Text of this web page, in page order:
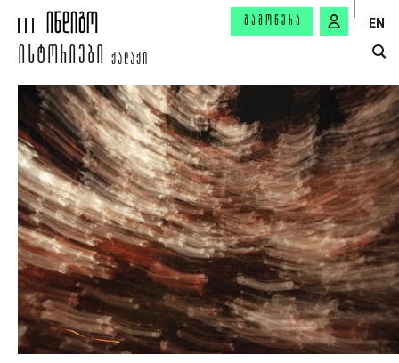
ᲒᲐᲛᲝᲬᲔᲠᲐ EN
ᲘᲡᲢᲝᲠᲘᲔᲑᲘ ᲥᲐᲚᲐᲥᲘ